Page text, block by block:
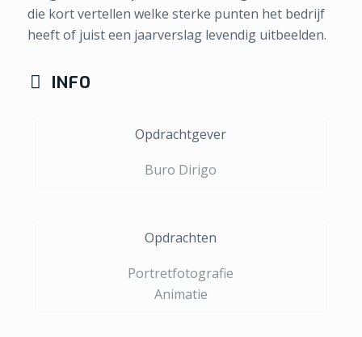
die kort vertellen welke sterke punten het bedrijf
heeft of juist een jaarverslag levendig uitbeelden.
INFO
Opdrachtgever
Buro Dirigo
Opdrachten
Portretfotografie
Animatie